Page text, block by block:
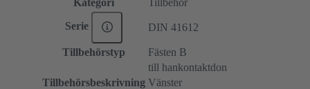
Kategori Tillbehör
Serie DIN 41612
Tillbehörstyp Fästen B
Tillbehörsbeskrivning
till hankontaktdon
Vänster